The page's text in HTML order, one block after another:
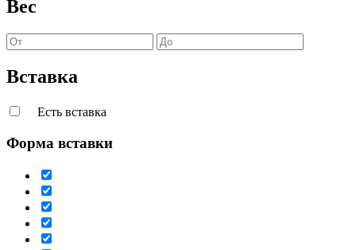
Вес
Вставка
Есть вставка
Форма вставки